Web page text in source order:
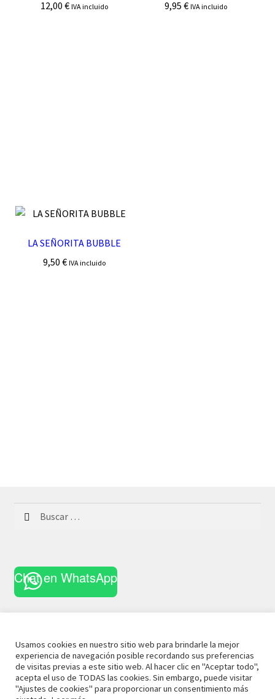
12,00€ IVA incluido
9,95 € IVA incluido
LA SEÑORITA BUBBLE
9,50€ IVA incluido
Chat en WhatsApp
© 2021 La Casa CuriosaAviso Legal
Términos y
Condiciones
Política de Privacidad Política de Cookies
Usamos cookies en nuestro sitio web para brindarle la mejor
experiencia de navegación posible recordando sus preferencias
de visitas previas a este sitio web. Al hacer clic en "Aceptar todo",
acepta el uso de TODAS las cookies. Sin embargo, puede visitar
"Ajustes de cookies" para proporcionar un consentimiento más